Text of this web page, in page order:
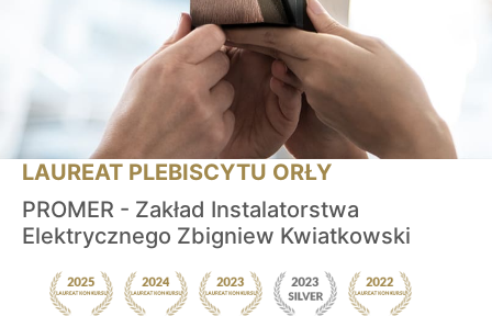
LAUREAT PLEBISCYTU ORŁY
PROMER - Zakład Instalatorstwa
Elektrycznego Zbigniew Kwiatkowski